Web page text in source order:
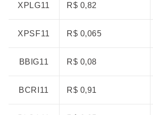
XPLG11 R$ 0,82
XPSF11 R$ 0,065
BBIG11 R$ 0,08
BCRI11 R$ 0,91